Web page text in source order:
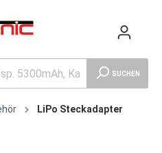
SUCHEN
LiPo Steckadapter